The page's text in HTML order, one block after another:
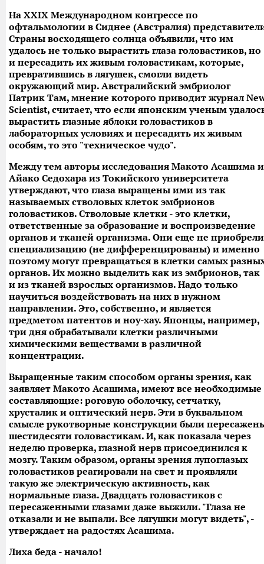
На XXIX Международном конгрессе по
офтальмологии в Сиднее (Австралия)
Страны восходящего солнца объявили, что им
удалось не только вырастить глаза головастиков, но
и пересадить их живым головастикам, которые,
превратившись в лягушек, смогли видеть
окружающий мир. Австралийский эмбриолог
Патрик Там, мнение которого приводит журнал
Scientist, считает, что если японским ученым
вырастить глазные яблоки головастиков в
лабораторных условиях и пересадить их живым
особям, то это "техническое чудо".
Между тем авторы исследования Макото Асашима и
Айако Седохара из Токийского университета
утверждают, что глаза выращены ими из так
называемых стволовых клеток эмбрионов
головастиков. Стволовые клетки - это клетки,
ответственные за образование и воспроизведение
органов и тканей организма. Они еще не приобрели
специализацию (не дифференцированы) и именно
поэтому могут превращаться в клетки самых
органов. Их можно выделить как из эмбрионов, так
и из тканей взрослых организмов. Надо только
научиться воздействовать на них в нужном
направлении. Это, собственно, и является
предметом патентов и ноу-хау. Японцы, например,
три дня обрабатывали клетки различными
химическими веществами в различной
концентрации.
Выращенные таким способом органы зрения, как
заявляет Макото Асашима, имеют все необходимые
составляющие: роговую оболочку, сетчатку,
хрусталик и оптический нерв. Эти в буквальном
смысле рукотворные конструкции были
шестидесяти головастикам. И, как показала через
неделю проверка, глазной нерв присоединился к
мозгу. Таким образом, органы зрения лупоглазых
головастиков реагировали на свет и проявляли
такую же электрическую активность, как
нормальные глаза. Двадцать головастиков с
пересаженными глазами даже выжили. "Глаза не
отказали и не выпали. Все лягушки могут видеть", -
утверждает на радостях Асашима.
Лиха беда - начало!